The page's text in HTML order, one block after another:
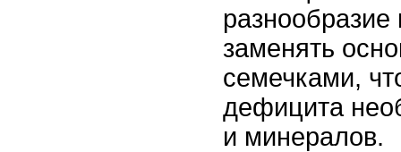
заменять
семечками,
дефицита
и минералов.